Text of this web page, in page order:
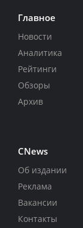
Главное
Новости
Аналитика
Рейтинги
Обзоры
Архив
CNews
Об издании
Реклама
Вакансии
Контакты